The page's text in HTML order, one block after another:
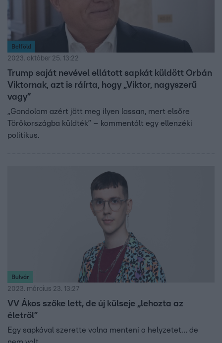
Belföld
2023. október 25. 13:22
Trump saját nevével ellátott sapkát küldött Orbán
Viktornak, azt is ráírta, hogy „Viktor, nagyszerű
vagy”
„Gondolom azért jött meg ilyen lassan, mert elsőre
Törökországba küldték” – kommentált egy ellenzéki
politikus.
Bulvár
2023. március 23. 13:27
VV Ákos szőke lett, de új külseje „lehozta az
életről”
Egy sapkával szerette volna menteni a helyzetet… de